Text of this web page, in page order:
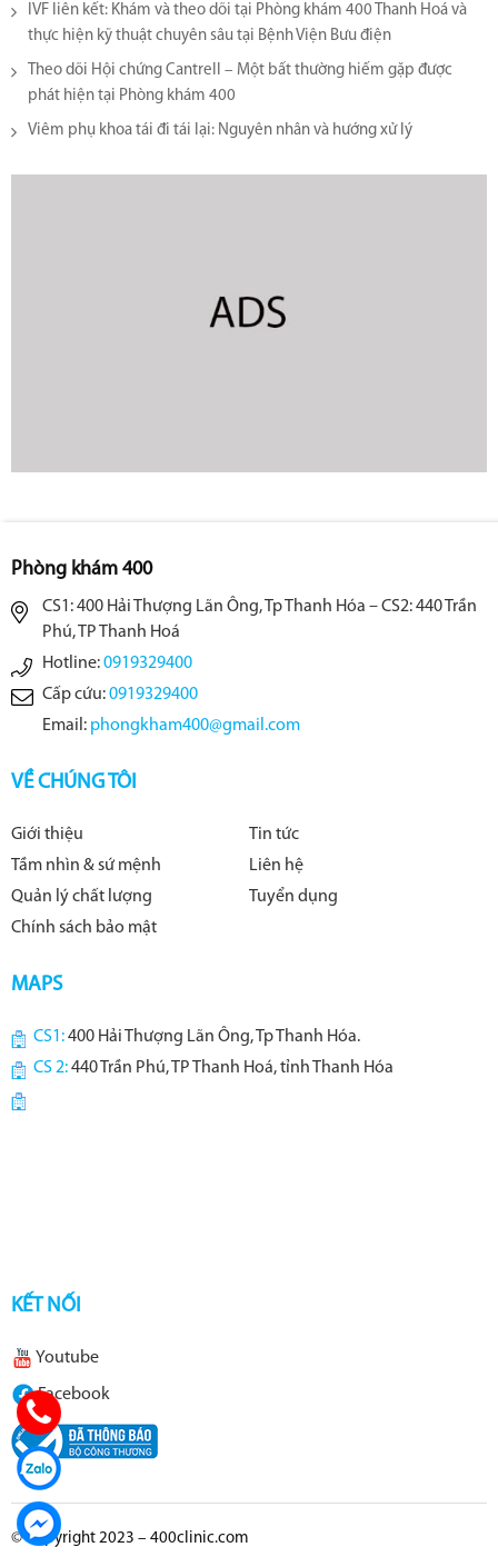
IVF liên kết: Khám và theo dõi tại Phòng khám 400 Thanh Hoá và
thực hiện kỹ thuật chuyên sâu tại Bệnh Viện Bưu điện
Theo dõi Hội chứng Cantrell – Một bất thường hiếm gặp được
phát hiện tại Phòng khám 400
Viêm phụ khoa tái đi tái lại​: Nguyên nhân và hướng xử lý
Phòng khám 400
CS1: 400 Hải Thượng Lãn Ông, Tp Thanh Hóa – CS2: 440 Trần
Phú, TP Thanh Hoá
Hotline:0919329400
Cấp cứu:0919329400
Email: phongkham400@gmail.com
VỀ CHÚNG TÔI
Giới thiệu
Tin tức
Tầm nhìn & sứ mệnh
Liên hệ
Quản lý chất lượng
Tuyển dụng
Chính sách bảo mật
MAPS
CS1:400 Hải Thượng Lãn Ông, Tp Thanh Hóa.
CS 2:440 Trần Phú, TP Thanh Hoá, tỉnh Thanh Hóa
KẾT NỐI
Youtube
Facebook
© Copyright 2023 – 400clinic.com